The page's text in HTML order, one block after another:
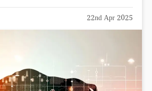
22nd Apr 2025